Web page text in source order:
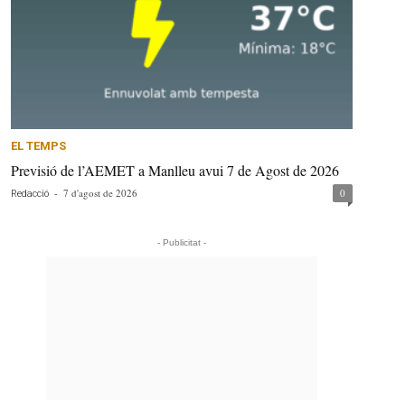
EL TEMPS
Previsió de l’AEMET a Manlleu avui 7 de Agost de 2026
Redacció - 7 d'agost de 2026 0
- Publicitat -